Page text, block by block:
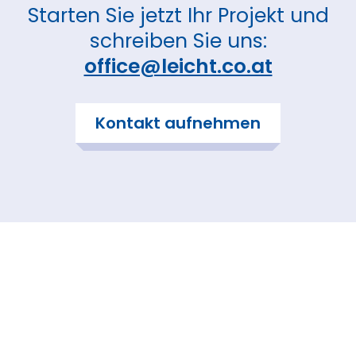
Starten Sie jetzt Ihr Projekt und
schreiben Sie uns:
office@leicht.co.at
Kontakt aufnehmen